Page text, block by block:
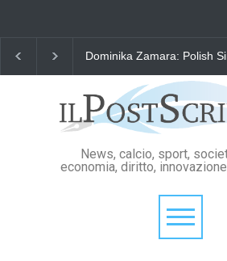
Dominika Zamara: Polish
News, calcio, sport,
economia, diritto,